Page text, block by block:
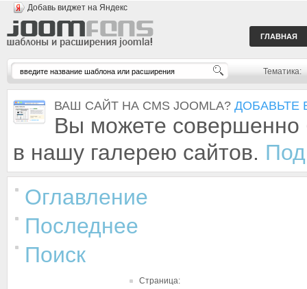
Добавь виджет на Яндекс
ГЛАВНАЯ
Тематика:
ВАШ САЙТ НА CMS JOOMLA? ДОБАВЬТЕ
Вы можете совершенно
в нашу галерею сайтов.
Оглавление
Последнее
Поиск
Страница: